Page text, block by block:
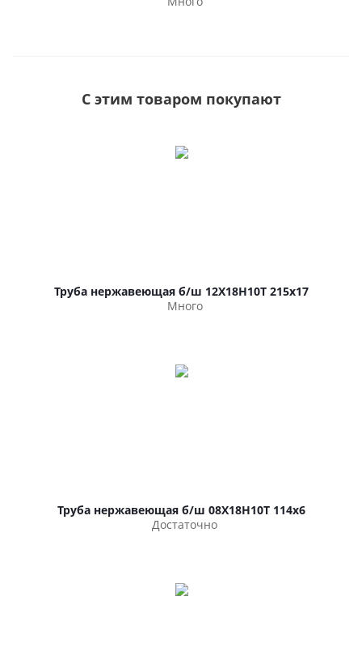
С этим товаром покупают
Труба нержавеющая б/ш 12Х18Н10Т 215х17
Много
Труба нержавеющая б/ш 08Х18Н10Т 114х6
Достаточно